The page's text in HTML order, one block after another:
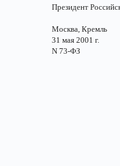
Президент
Москва, Кремль
31 мая 2001 г.
N 73-ФЗ